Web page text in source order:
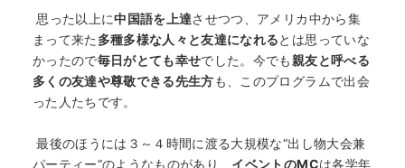
HOME
なぜ海外進学か？
思った以上に中国語を上達させつつ、アメリカ中から集
まって来た 多種多様な人々と友達になれるとは思っていな
かったので毎日がとても幸せでした。今でも親友と呼べる
多くの友達や尊敬できる先生方も、このプログラムで出会
った人たちです。
最後のほうには３～４時間に渡る大規模な“出し物大会兼
パーティー“のようなものがあり、 イベントのMCは各学年